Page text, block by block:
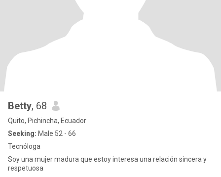
Betty, 68
Quito, Pichincha, Ecuador
Seeking: Male 52 - 66
Tecnóloga
Soy una mujer madura que estoy interesa una relación sincera y
respetuosa